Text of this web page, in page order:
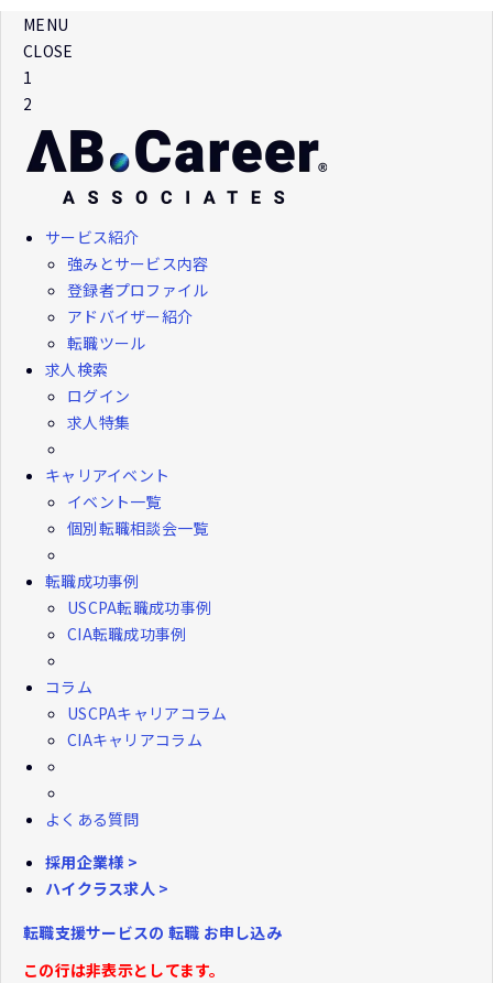
MENU
CLOSE
1
2
サービス紹介
強みとサービス内容
登録者プロファイル
アドバイザー紹介
転職ツール
求人検索
ログイン
求人特集
キャリアイベント
イベント一覧
個別転職相談会一覧
転職成功事例
USCPA転職成功事例
CIA転職成功事例
コラム
USCPAキャリアコラム
CIAキャリアコラム
よくある質問
採用企業様 >
ハイクラス求人 >
転職支援サービスの 転職 お申し込み
この行は非表示としてます。